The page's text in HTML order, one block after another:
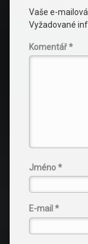
Vaše e-
Vyžadované
Komentář*
Jméno*
E-mail *